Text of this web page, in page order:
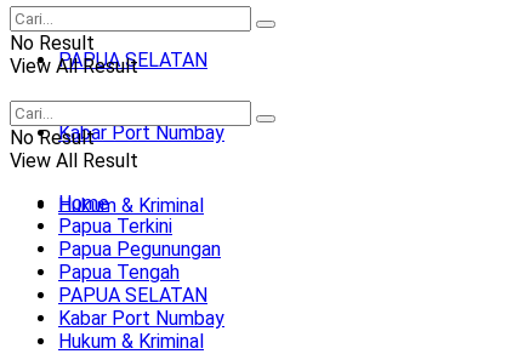
PAPUA SELATAN
Kabar Port Numbay
Hukum & Kriminal
No Result
View All Result
No Result
View All Result
Home
Papua Terkini
Papua Pegunungan
Papua Tengah
PAPUA SELATAN
Kabar Port Numbay
Hukum & Kriminal